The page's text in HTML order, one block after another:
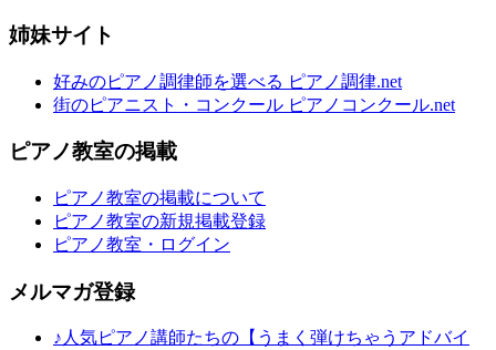
姉妹サイト
好みのピアノ調律師を選べる ピアノ調律.net
街のピアニスト・コンクール ピアノコンクール.net
ピアノ教室の掲載
ピアノ教室の掲載について
ピアノ教室の新規掲載登録
ピアノ教室・ログイン
メルマガ登録
♪人気ピアノ講師たちの【うまく弾けちゃうアドバイ